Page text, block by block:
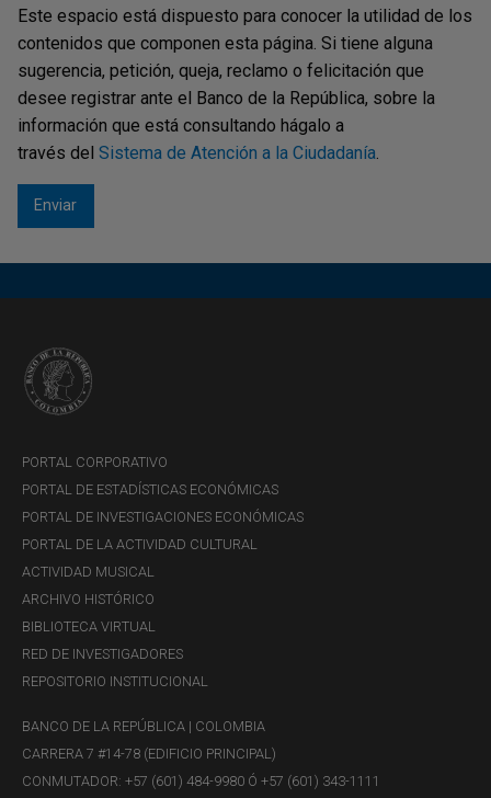
Este espacio está dispuesto para conocer la utilidad de los
contenidos que componen esta página. Si tiene alguna
sugerencia, petición, queja, reclamo o felicitación que
desee registrar ante el Banco de la República, sobre la
información que está consultando hágalo a
través del Sistema de Atención a la Ciudadanía
PORTAL CORPORATIVO
PORTAL DE ESTADÍSTICAS ECONÓMICAS
PORTAL DE INVESTIGACIONES ECONÓMICAS
PORTAL DE LA ACTIVIDAD CULTURAL
ACTIVIDAD MUSICAL
ARCHIVO HISTÓRICO
BIBLIOTECA VIRTUAL
RED DE INVESTIGADORES
REPOSITORIO INSTITUCIONAL
BANCO DE LA REPÚBLICA | COLOMBIA
CARRERA 7 #14-78 (EDIFICIO PRINCIPAL)
CONMUTADOR: +57 (601) 484-9980 Ó +57 (601) 343-1111